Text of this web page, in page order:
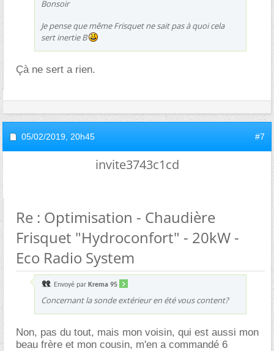
Bonsoir
Je pense que même Frisquet ne sait pas à quoi cela
sert inertie B
Çà ne sert a rien.
05/02/2019, 20h45 #7
invite3743c1cd
Re : Optimisation - Chaudière
Frisquet "Hydroconfort" - 20kW -
Eco Radio System
Envoyé par Krema 95
Concernant la sonde extérieur en été vous content?
Non, pas du tout, mais mon voisin, qui est aussi mon
beau frère et mon cousin, m'en a commandé 6